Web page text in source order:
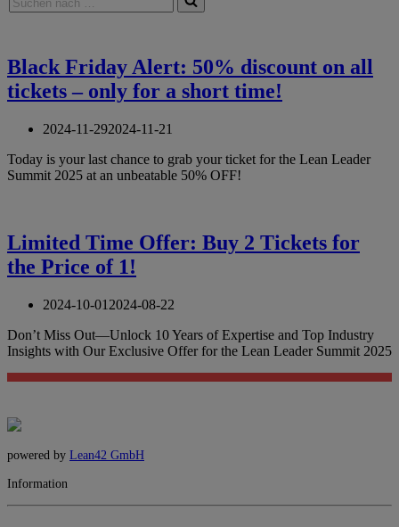
nach …
Black Friday Alert: 50% discount on all
tickets – only for a short time!
2024-11-292024-11-21
Today is your last chance to grab your ticket for the Lean Leader
Summit 2025 at an unbeatable 50% OFF!
Limited Time Offer: Buy 2 Tickets for
the Price of 1!
2024-10-01 2024-08-22
Don’t Miss Out—Unlock 10 Years of Expertise and Top Industry
Insights with Our Exclusive Offer for the Lean Leader Summit 2025
powered by Lean42 GmbH
Information